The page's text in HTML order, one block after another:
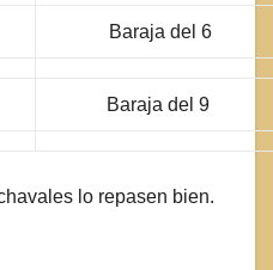
Baraja del 6
Baraja del 9
lo repasen bien.